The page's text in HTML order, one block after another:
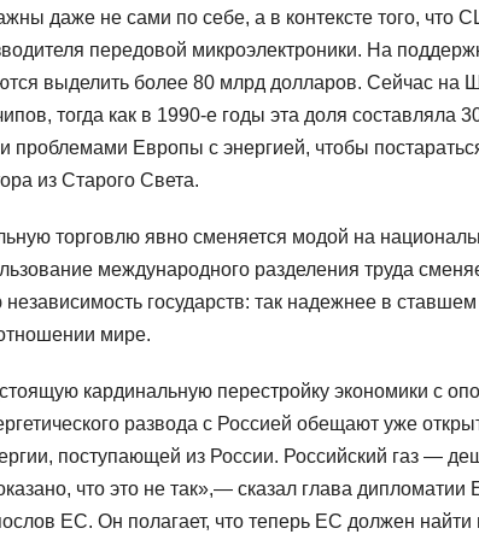
даже не сами по себе, а в контексте того, что
передовой микроэлектроники. На
выделить более 80 млрд долларов. Сейчас на
тогда как в 1990-е годы эта доля составляла
и проблемами Европы с энергией, чтобы
из Старого Света.
торговлю явно сменяется модой на
международного разделения труда
независимость государств: так надежнее в
мире.
кардинальную перестройку экономики с
развода с Россией обещают уже
поступающей из России. Российский газ —
что это не так»,— сказал глава
ЕС. Он полагает, что теперь ЕС должен найти